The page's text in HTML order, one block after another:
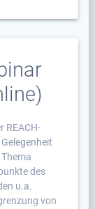
REACH-
des
u.a.
von